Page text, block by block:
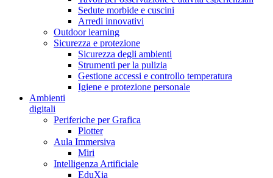
Sedute morbide e cuscini
Arredi innovativi
Outdoor learning
Sicurezza e protezione
Sicurezza degli ambienti
Strumenti per la pulizia
Gestione accessi e controllo temperatura
Igiene e protezione personale
Ambienti
digitali
Periferiche per Grafica
Plotter
Aula Immersiva
Miri
Intelligenza Artificiale
EduXia